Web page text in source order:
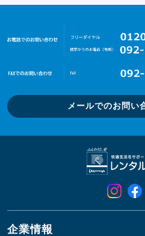
メールでのお問い
企業情報